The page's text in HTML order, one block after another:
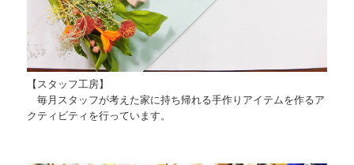
【スタッフ工房】
毎月スタッフが考えた家に持ち帰れる手作りアイテムを作るア
クティビティを行っています。